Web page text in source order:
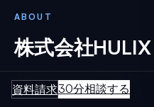
ABOUT
株式会社HULIX
大阪大学発の3D空間AIスター
資料請求30分相談する